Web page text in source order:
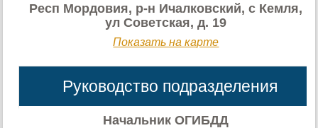
Респ Мордовия, р-н Ичалковский, с Кемля,
ул Советская, д. 19
Показать на карте
Руководство подразделения
Начальник ОГИБДД